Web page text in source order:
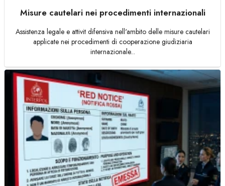
Misure cautelari nei procedimenti internazionali
Assistenza legale e attivit difensiva nell'ambito delle misure cautelari
applicate nei procedimenti di cooperazione giudiziaria
internazionale...